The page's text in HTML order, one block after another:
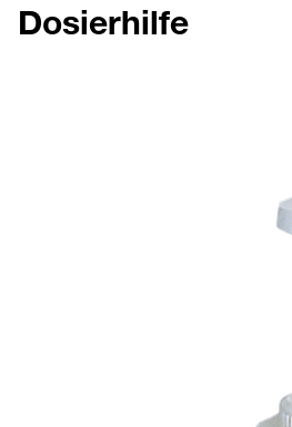
Dosierhilfe